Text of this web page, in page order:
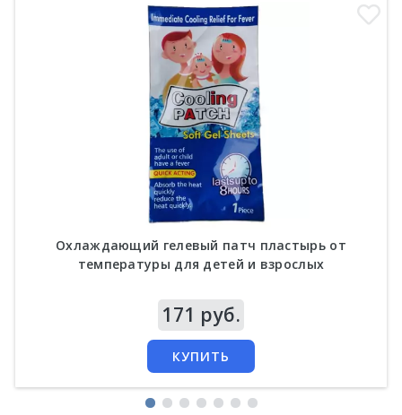
Охлаждающий гелевый патч пластырь от
температуры для детей и взрослых
171 руб.
КУПИТЬ